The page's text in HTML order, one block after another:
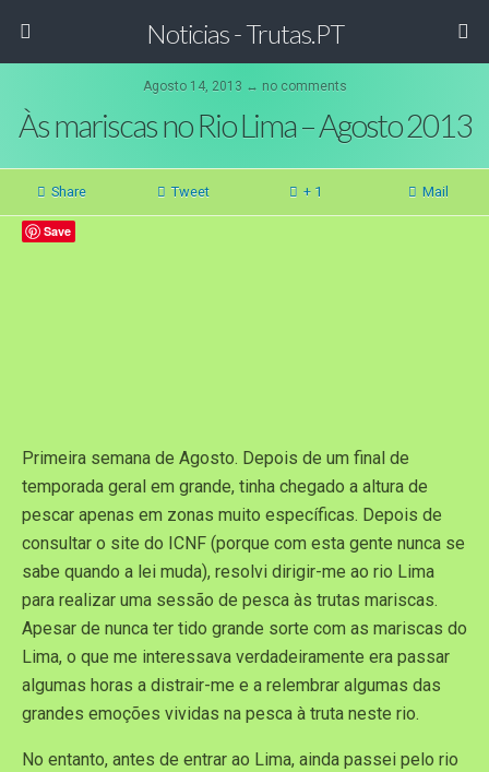
Noticias - Trutas.PT
Agosto 14, 2013 ↔ no comments
Às mariscas no Rio Lima – Agosto 2013
Share Tweet + 1 Mail
Save
Primeira semana de Agosto. Depois de um final de
temporada geral em grande, tinha chegado a altura de
pescar apenas em zonas muito específicas. Depois de
consultar o site do ICNF (porque com esta gente nunca se
sabe quando a lei muda), resolvi dirigir-me ao rio Lima
para realizar uma sessão de pesca às trutas mariscas.
Apesar de nunca ter tido grande sorte com as mariscas do
Lima, o que me interessava verdadeiramente era passar
algumas horas a distrair-me e a relembrar algumas das
grandes emoções vividas na pesca à truta neste rio.
No entanto, antes de entrar ao Lima, ainda passei pelo rio